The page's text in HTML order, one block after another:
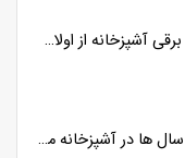
راهنمای انتخاب لوازم برقی آشپزخانه از اولان کالا
چرا بعضی لوازم برقی سال ها در آشپزخانه می مانند و بعضی دیگر خیلی زود کنار گذاشته می شوند؟